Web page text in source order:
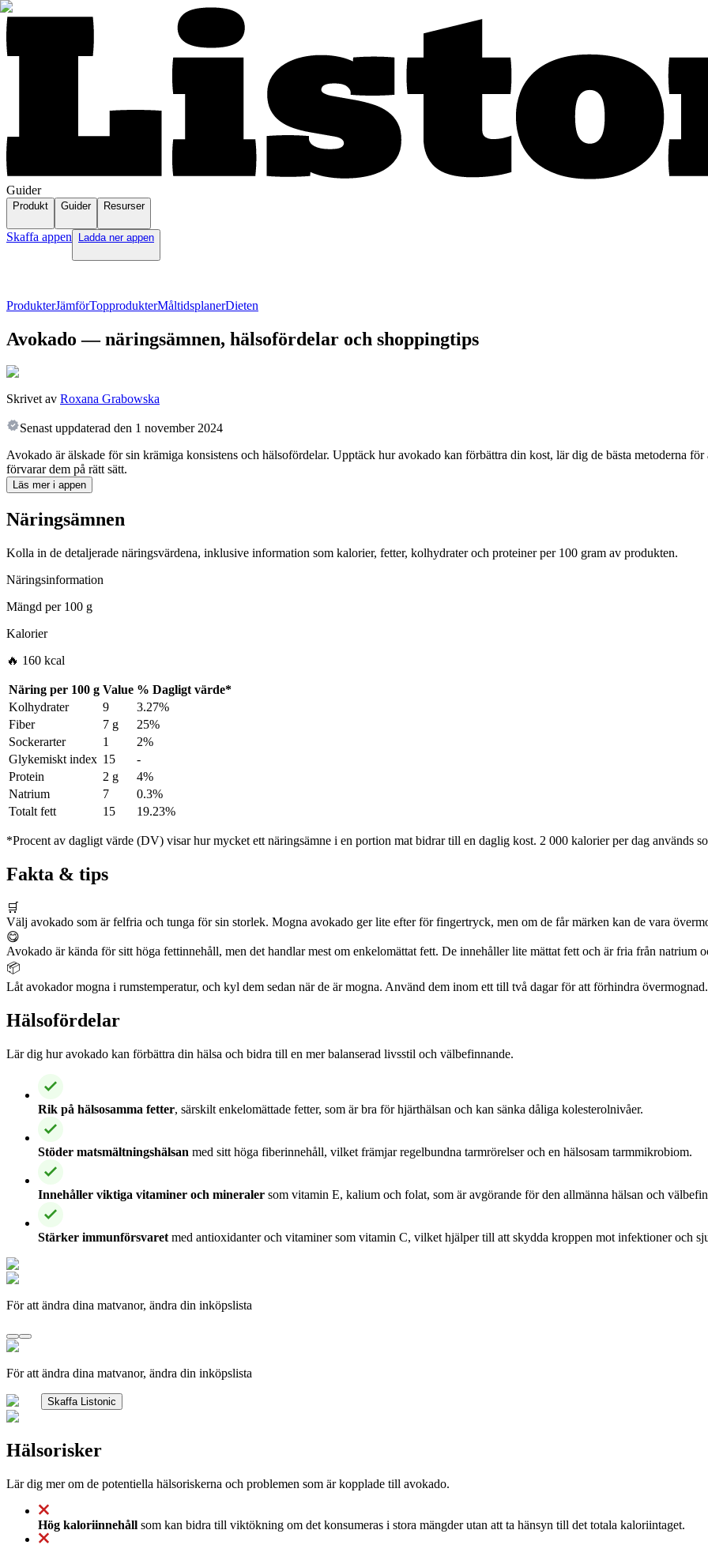
Guider
Produkt Guider Resurser
Skaffa appen Ladda ner appen
ProdukterJämförTopprodukterMåltidsplanerDieten
Avokado — näringsämnen, hälsofördelar och shoppingtips
Skrivet av Roxana Grabowska
Senast uppdaterad den 1 november 2024
Avokado är älskade för sin krämiga konsistens och hälsofördelar. Upptäck hur avokado kan förbättra din kost, lär dig de bästa metoderna
förvarar dem på rätt sätt.
Läs mer i appen
Näringsämnen
Kolla in de detaljerade näringsvärdena, inklusive information som kalorier, fetter, kolhydrater och proteiner per 100 gram av produkten.
Näringsinformation
Mängd per100 g
Kalorier
🔥 160 kcal
Näring per 100 g Value % Dagligt värde*
Kolhydrater
9
3.27%
Fiber
7 g
25%
Sockerarter
1
2%
Glykemiskt index 15
-
Protein
2 g
4%
Natrium
7
0.3%
Totalt fett
15 19.23%
*Procent av dagligt värde (DV) visar hur mycket ett näringsämne i en portion mat bidrar till en daglig kost. 2 000 kalorier per dag används
Fakta & tips
🛒
Välj avokado som är felfria och tunga för sin storlek. Mogna avokado ger lite efter för fingertryck, men om de får märken kan de vara
😋
Avokado är kända för sitt höga fettinnehåll, men det handlar mest om enkelomättat fett. De innehåller lite mättat fett och är fria från
📦
Låt avokador mogna i rumstemperatur, och kyl dem sedan när de är mogna. Använd dem inom ett till två dagar för att förhindra övermognad.
Hälsofördelar
Lär dig hur avokado kan förbättra din hälsa och bidra till en mer balanserad livsstil och välbefinnande.
Rik på hälsosamma fetter, särskilt enkelomättade fetter, som är bra för hjärthälsan och kan sänka dåliga kolesterolnivåer.
Stöder matsmältningshälsan med sitt höga fiberinnehåll, vilket främjar regelbundna tarmrörelser och en hälsosam tarmmikrobiom.
Innehåller viktiga vitaminer och mineraler som vitamin E, kalium och folat, som är avgörande för den allmänna hälsan och
Stärker immunförsvaret med antioxidanter och vitaminer som vitamin C, vilket hjälper till att skydda kroppen mot infektioner och
För att ändra dina matvanor, ändra din inköpslista
För att ändra dina matvanor, ändra din inköpslista
Skaffa Listonic
Hälsorisker
Lär dig mer om de potentiella hälsoriskerna och problemen som är kopplade till avokado.
Hög kaloriinnehåll som kan bidra till viktökning om det konsumeras i stora mängder utan att ta hänsyn till det totala kaloriintaget.